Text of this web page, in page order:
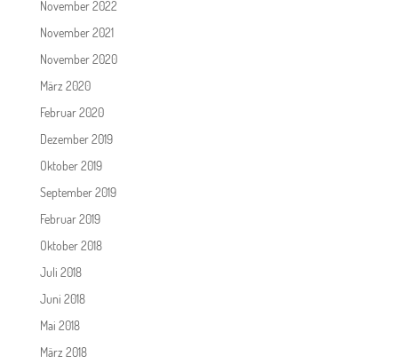
November 2022
November 2021
November 2020
März 2020
Februar 2020
Dezember 2019
Oktober 2019
September 2019
Februar 2019
Oktober 2018
Juli 2018
Juni 2018
Mai 2018
März 2018